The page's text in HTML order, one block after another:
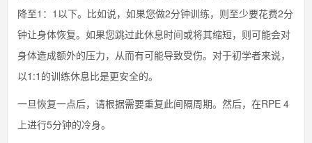
降至1：1以下。比如说，如果您做2分钟训练，则至少要花费2分
钟让身体恢复。如果您跳过此休息时间或将其缩短，则可能会对
身体造成额外的压力，从而有可能导致受伤。对于初学者来说，
以1:1的训练休息比是更安全的。
一旦恢复一点后，请根据需要重复此间隔周期。然后，在RPE 4
上进行5分钟的冷身。